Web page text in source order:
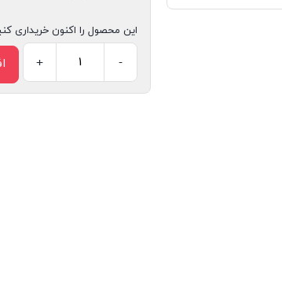
این محصول را اکنون خریداری
مجموعه
-
+